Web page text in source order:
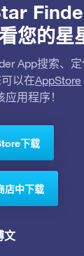
您的星
App搜索、
以在AppStore
用程序！
下载
店中下载
文